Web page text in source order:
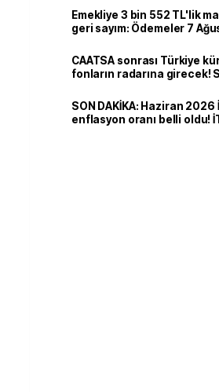
Emekliye 3 bin 552 TL'lik
geri sayım: Ödemeler 7
CAATSA sonrası Türkiye
fonların radarına girecek!
SON DAKİKA: Haziran 2026
enflasyon oranı belli oldu!